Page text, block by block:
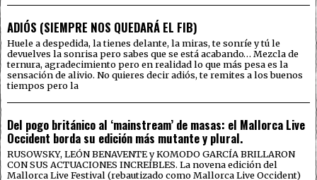
ADIÓS (SIEMPRE NOS QUEDARÁ EL FIB)
Huele a despedida, la tienes delante, la miras, te sonríe y tú le
devuelves la sonrisa pero sabes que se está acabando… Mezcla de
ternura, agradecimiento pero en realidad lo que más pesa es la
sensación de alivio. No quieres decir adiós, te remites a los buenos
tiempos pero la
Del pogo británico al ‘mainstream’ de masas: el Mallorca Live
Occident borda su edición más mutante y plural.
RUSOWSKY, LEÓN BENAVENTE y KOMODO GARCÍA BRILLARON
CON SUS ACTUACIONES INCREÍBLES. La novena edición del
Mallorca Live Festival (rebautizado como Mallorca Live Occident)